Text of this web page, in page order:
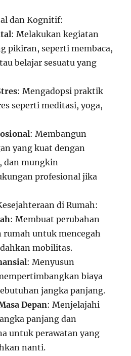
dan Kognitif:
: Melakukan kegiatan
pikiran, seperti membaca,
belajar sesuatu yang
: Mengadopsi praktik
seperti meditasi, yoga,
: Membangun
yang kuat dengan
dan mungkin
profesional jika
di Rumah:
: Membuat perubahan
rumah untuk mencegah
mobilitas.
: Menyusun
biaya
jangka panjang.
Depan: Menjelajahi
panjang dan
untuk perawatan yang
nanti.